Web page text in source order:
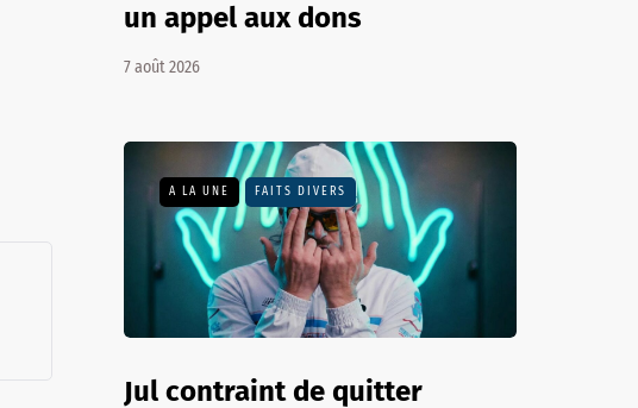
un appel aux dons
7 août 2026
A LA UNE FAITS DIVERS
Jul contraint de quitter